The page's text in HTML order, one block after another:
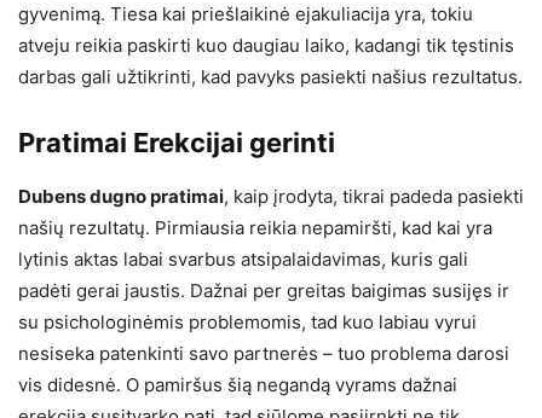
gyvenimą. Tiesa kai priešlaikinė ejakuliacija yra, tokiu
atveju reikia paskirti kuo daugiau laiko, kadangi tik tęstinis
darbas gali užtikrinti, kad pavyks pasiekti našius rezultatus.
Pratimai Erekcijai gerinti
Dubens dugno pratimai, kaip įrodyta, tikrai padeda pasiekti
našių rezultatų. Pirmiausia reikia nepamiršti, kad kai yra
lytinis aktas labai svarbus atsipalaidavimas, kuris gali
padėti gerai jaustis. Dažnai per greitas baigimas susijęs ir
su psichologinėmis problemomis, tad kuo labiau vyrui
nesiseka patenkinti savo partnerės – tuo problema darosi
vis didesnė. O pamiršus šią negandą vyrams dažnai